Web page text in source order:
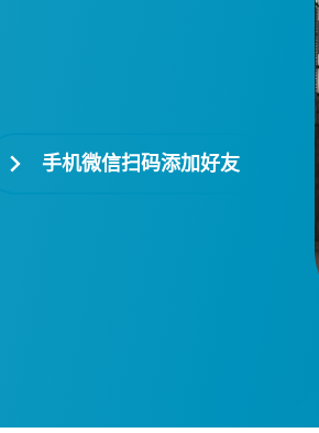
手机微信扫码添加好友